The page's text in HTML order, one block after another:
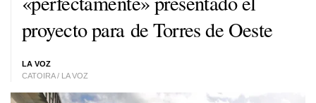
proyecto para de Torres de Oeste
LA VOZ
CATOIRA / LA VOZ